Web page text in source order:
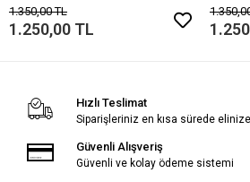
1.350,00 TL
1.250,00 TL
Hızlı Teslimat
Siparişleriniz en kısa sürede elinize
Güvenli Alışveriş
Güvenli ve kolay ödeme sistemi